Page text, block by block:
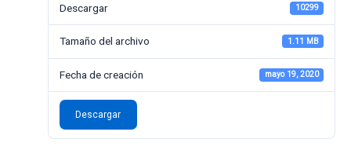
Descargar 10299
Tamaño del archivo 1.11 MB
Fecha de creación mayo 19, 2020
Descargar